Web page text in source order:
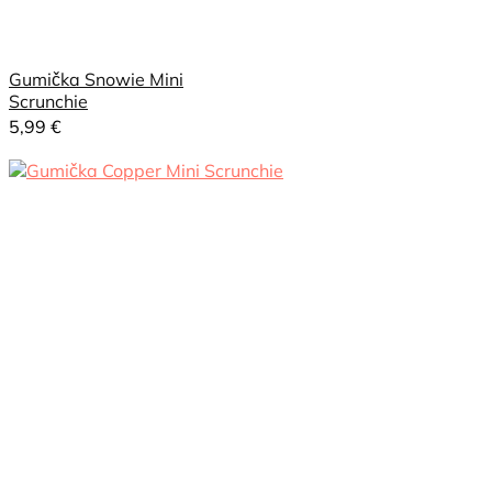
Gumička Snowie Mini
Scrunchie
5,99 €